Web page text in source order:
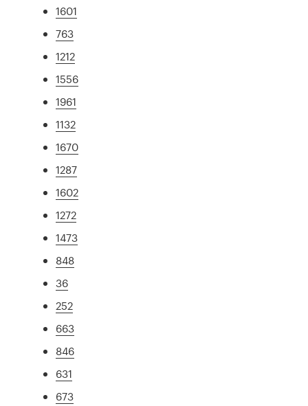
1601
763
1212
1556
1961
1132
1670
1287
1602
1272
1473
848
36
252
663
846
631
673